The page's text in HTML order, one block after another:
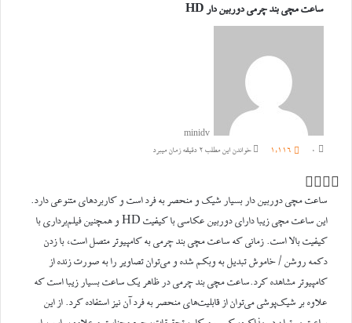
ساعت مچی بند چرمی دوربین دار HD
minidv
0
1,116 خواندن این مطلب 2 دقیقه زمان میبرد
آپ
گذاری
ایمیل
ساعت مچی دوربین دار بسیار شیک و منحصر به فرد است و کاربردهای متنوعی دارد.
این ساعت مچی زیبا دارای دوربین عکاسی با کیفیت HD و همچنین فیلم‌برداری با
کیفیت بالا است. زمانی که ساعت مچی بند چرمی به کامپیوتر متصل است، با زدن
دکمه روشن / خاموش تبدیل به وبکم شده و می‌توان تصاویر را به صورت زنده از
کامپیوتر مشاهده کرد.ساعت مچی بند چرمی در ظاهر یک ساعت بسیار زیبا است که
علاوه بر شیک‌‌پوشی می‌توان از قابلیت‌های منحصر به فرد آن نیز استفاده کرد. از این